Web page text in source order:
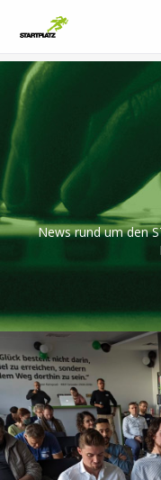
News rund um den